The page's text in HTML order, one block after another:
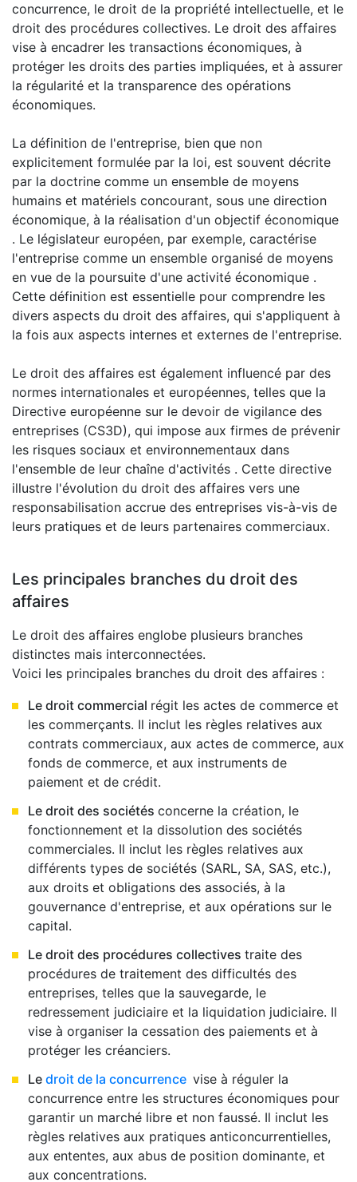
concurrence, le droit de la propriété intellectuelle, et le
droit des procédures collectives. Le droit des affaires
vise à encadrer les transactions économiques, à
protéger les droits des parties impliquées, et à assurer
la régularité et la transparence des opérations
économiques.
La définition de l'entreprise, bien que non
explicitement formulée par la loi, est souvent décrite
par la doctrine comme un ensemble de moyens
humains et matériels concourant, sous une direction
économique, à la réalisation d'un objectif économique
. Le législateur européen, par exemple, caractérise
l'entreprise comme un ensemble organisé de moyens
en vue de la poursuite d'une activité économique .
Cette définition est essentielle pour comprendre les
divers aspects du droit des affaires, qui s'appliquent à
la fois aux aspects internes et externes de l'entreprise.
Le droit des affaires est également influencé par des
normes internationales et européennes, telles que la
Directive européenne sur le devoir de vigilance des
entreprises (CS3D), qui impose aux firmes de prévenir
les risques sociaux et environnementaux dans
l'ensemble de leur chaîne d'activités . Cette directive
illustre l'évolution du droit des affaires vers une
responsabilisation accrue des entreprises vis-à-vis de
leurs pratiques et de leurs partenaires commerciaux.
Les principales branches du droit des
affaires
Le droit des affaires englobe plusieurs branches
distinctes mais interconnectées.
Voici les principales branches du droit des affaires :
Le droit commercial régit les actes de commerce et
les commerçants. Il inclut les règles relatives aux
contrats commerciaux, aux actes de commerce, aux
fonds de commerce, et aux instruments de
paiement et de crédit.
Le droit des sociétés concerne la création, le
fonctionnement et la dissolution des sociétés
commerciales. Il inclut les règles relatives aux
différents types de sociétés (SARL, SA, SAS, etc.),
aux droits et obligations des associés, à la
gouvernance d'entreprise, et aux opérations sur le
capital.
Le droit des procédures collectives traite des
procédures de traitement des difficultés des
entreprises, telles que la sauvegarde, le
redressement judiciaire et la liquidation judiciaire. Il
vise à organiser la cessation des paiements et à
protéger les créanciers.
Le droit de la concurrence vise à réguler la
concurrence entre les structures économiques pour
garantir un marché libre et non faussé. Il inclut les
règles relatives aux pratiques anticoncurrentielles,
aux ententes, aux abus de position dominante, et
aux concentrations.